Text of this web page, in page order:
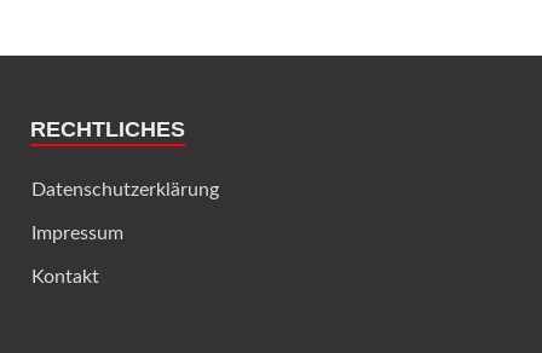
RECHTLICHES
Datenschutzerklärung
Impressum
Kontakt